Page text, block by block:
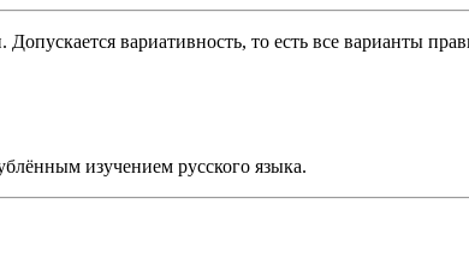
вариативность, то есть все варианты
изучением русского языка.